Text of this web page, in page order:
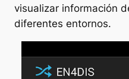
visualizar información
diferentes entornos.